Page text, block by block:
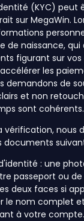
(KYC) peut
sur MegaWin.
de naissance, qui
figurant sur
les
demandons de
et non
sont cohérents.
vérification, nous
documents
: une
passeport ou
deux faces si
le nom complet
à votre compte.